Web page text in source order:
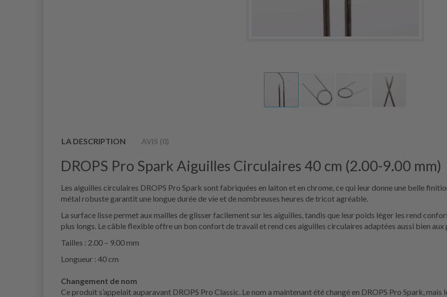
LA DESCRIPTION AVIS (0)
DROPS Pro Spark Aiguilles Circulaires 40 cm (2.00-9.00 mm)
Les aiguilles circulaires DROPS Pro Spark sont fabriquées en laiton et en chrome, ce qui leur donne une belle
métal robuste garantit une longue durée de vie et de nombreuses heures de tricot agréable.
La surface lisse permet aux mailles de glisser facilement sur les aiguilles, tandis que leur poids léger les rend
plus longs. Le câble flexible offre un bon confort de travail et rend ces aiguilles circulaires adaptées aussi bien aux
Tailles : 2.00 – 9.00 mm
Longueur : 40 cm
Changement de nom
Ce produit s’appelait auparavant DROPS Pro Classic. Le nom a maintenant été changé en DROPS Pro Spark,